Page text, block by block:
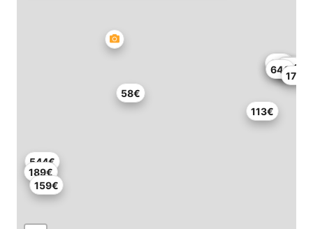
189€
58€
544€
159€
113€
64€81€
88€
171€
62€94€
61€